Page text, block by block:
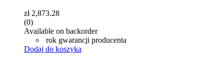
zł2,873.28
(0)
Available on backorder
rok gwarancji producenta
Dodaj do koszyka